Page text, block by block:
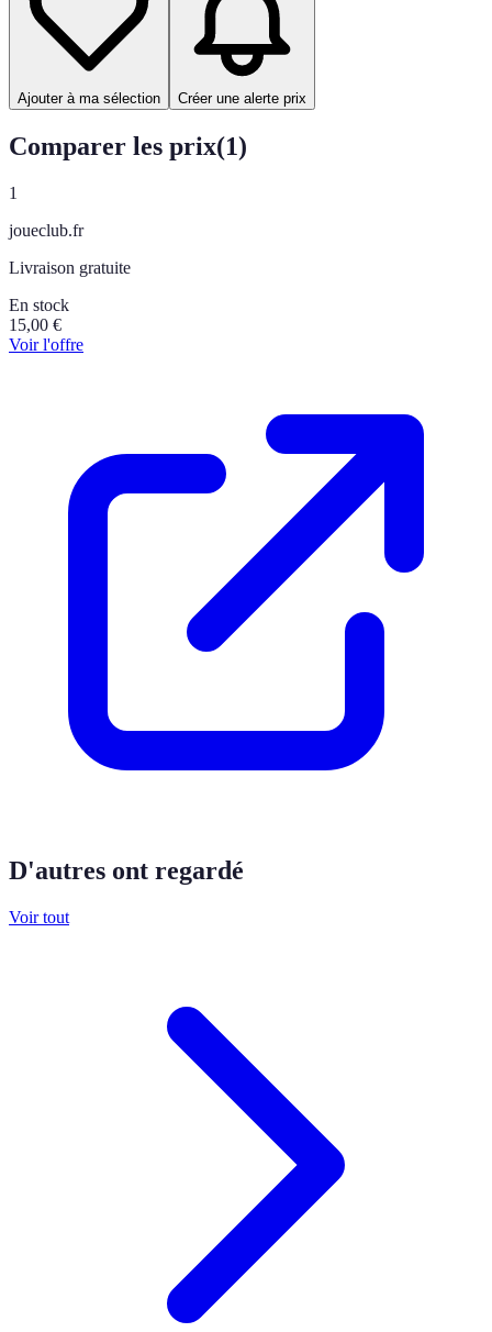
Ajouter à ma sélection Créer une alerte prix
Comparer les prix(1)
1
joueclub.fr
Livraison gratuite
En stock
15,00 €
Voir l'offre
D'autres ont regardé
Voir tout